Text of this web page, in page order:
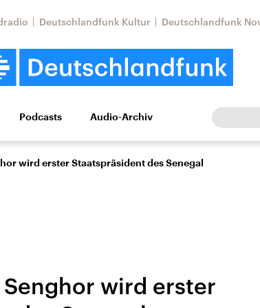
Deutschlandfunk Kultur Deutschlandfunk
Wissen Kultur Europa
Nahostkonflikt
Aktuelle Lage und
Iran
Podcasts Audio-Archiv
wird erster Staatspräsident des Senegal
wird erster